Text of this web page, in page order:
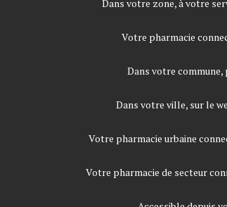
Dans votre zone, à votre
Votre pharmacie
Dans votre commune,
Dans votre ville, sur le
Votre pharmacie urbaine
Votre pharmacie de secteur